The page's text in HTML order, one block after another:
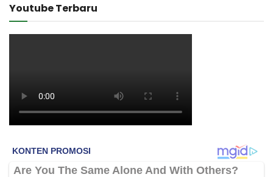
Youtube Terbaru